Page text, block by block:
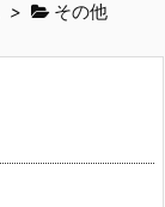
> その他